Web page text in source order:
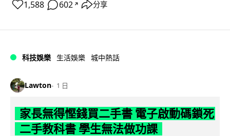
1,588 602 ↗ 分享
科技娛樂 生活娛樂 城中熱話
Lawton 1 日
家長無得慳錢買二手書 電子啟動碼鎖死
二手教科書 學生無法做功課